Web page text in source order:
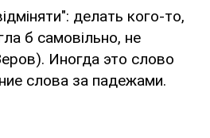
делать кого-то,
б самовільно, не
Иногда это слово
слова за падежами.